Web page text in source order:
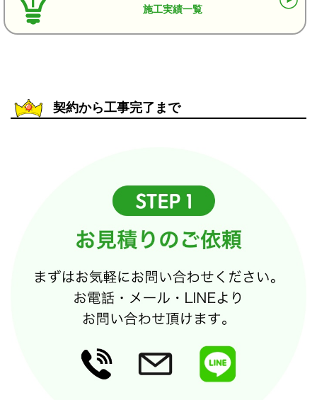
施工実績一覧
契約から工事完了まで